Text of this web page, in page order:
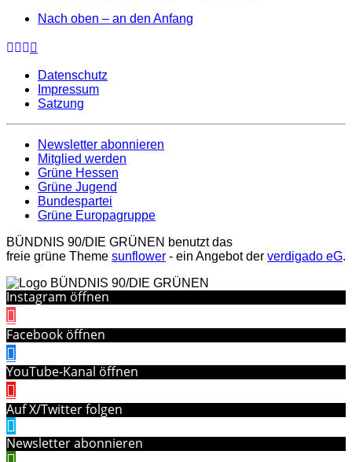
Nach oben – an den Anfang
Datenschutz
Impressum
Satzung
Newsletter abonnieren
Mitglied werden
Grüne Hessen
Grüne Jugend
Bundespartei
Grüne Europagruppe
BÜNDNIS 90/DIE GRÜNEN benutzt das
freie grüne Theme sunflower ‐ ein Angebot der verdigado eG.
Instagram öffnen
Facebook öffnen
YouTube-Kanal öffnen
Auf X/Twitter folgen
Newsletter abonnieren